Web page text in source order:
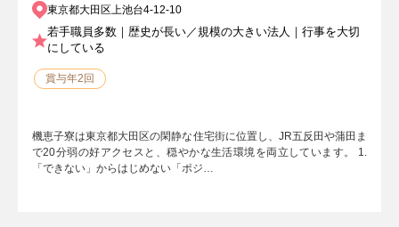
東京都大田区上池台4-12-10
若手職員多数｜歴史が長い／規模の大きい法人｜行事を大切
にしている
賞与年2回
機恵子寮は東京都大田区の閑静な住宅街に位置し、JR五反田や蒲田ま
で20分弱の好アクセスと、穏やかな生活環境を両立しています。 1.
「できない」からはじめない「ポジ…